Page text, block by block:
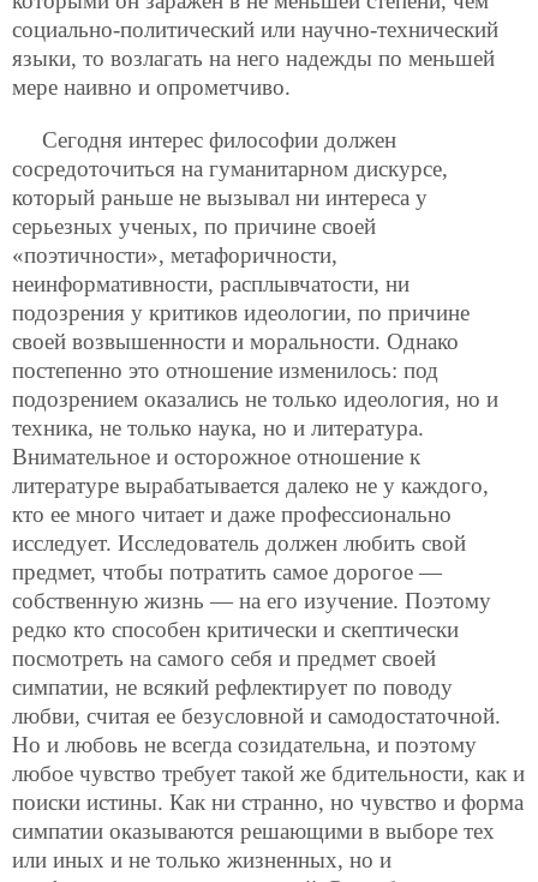
социально-политический или научно-технический
языки, то возлагать на него надежды по меньшей
мере наивно и опрометчиво.
Сегодня интерес философии должен
сосредоточиться на гуманитарном дискурсе,
который раньше не вызывал ни интереса у
серьезных ученых, по причине своей
«поэтичности», метафоричности,
неинформативности, расплывчатости, ни
подозрения у критиков идеологии, по причине
своей возвышенности и моральности. Однако
постепенно это отношение изменилось: под
подозрением оказались не только идеология, но и
техника, не только наука, но и литература.
Внимательное и осторожное отношение к
литературе вырабатывается далеко не у каждого,
кто ее много читает и даже профессионально
исследует. Исследователь должен любить свой
предмет, чтобы потратить самое дорогое —
собственную жизнь — на его изучение. Поэтому
редко кто способен критически и скептически
посмотреть на самого себя и предмет своей
симпатии, не всякий рефлектирует по поводу
любви, считая ее безусловной и самодостаточной.
Но и любовь не всегда созидательна, и поэтому
любое чувство требует такой же бдительности, как и
поиски истины. Как ни странно, но чувство и форма
симпатии оказываются решающими в выборе тех
или иных и не только жизненных, но и